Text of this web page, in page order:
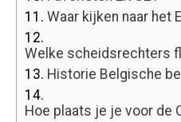
11. Waar kijken naar het
12.
Welke scheidsrechters
13. Historie Belgische
14.
Hoe plaats je je voor de